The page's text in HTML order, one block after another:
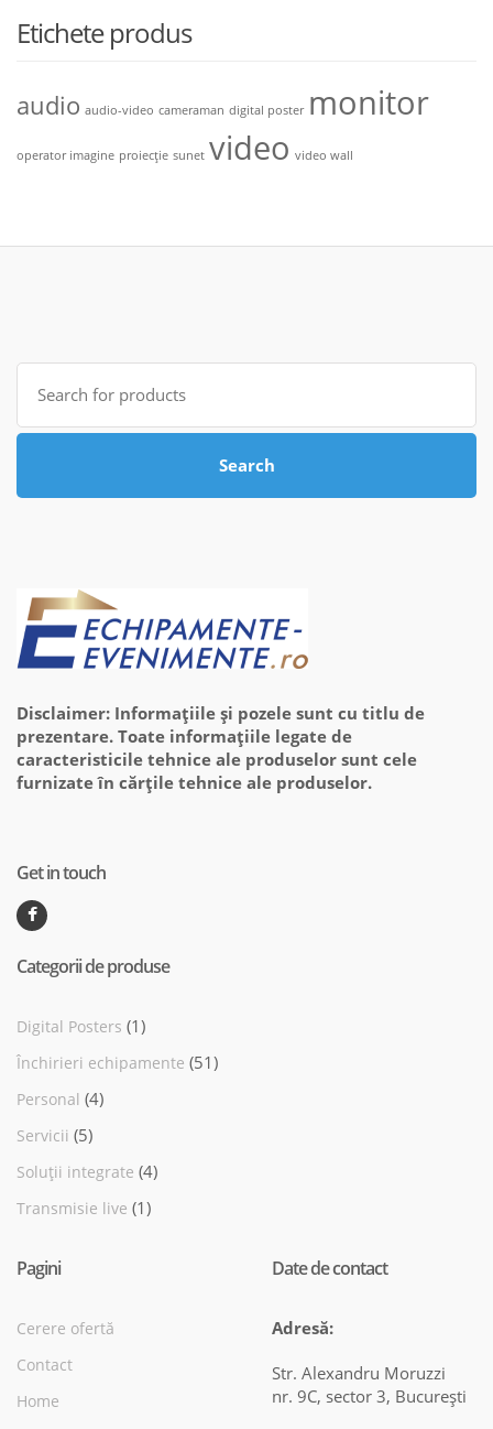
Etichete produs
audio audio-video cameraman digital poster monitor
operator imagine proiecție sunet video video wall
Search
for:
Search
Disclaimer: Informațiile și pozele sunt cu titlu de
prezentare. Toate informațiile legate de
caracteristicile tehnice ale produselor sunt cele
furnizate în cărțile tehnice ale produselor.
Get in touch
Categorii de produse
Digital Posters (1)
Închirieri echipamente (51)
Personal (4)
Servicii (5)
Soluții integrate (4)
Transmisie live (1)
Pagini
Cerere ofertă
Contact
Home
Date de contact
Adresă:
Str. Alexandru Moruzzi
nr. 9C, sector 3, Bucureşti